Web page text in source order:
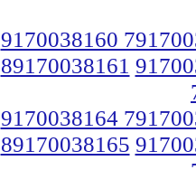
9170038160
89170038161
9170038164
89170038165